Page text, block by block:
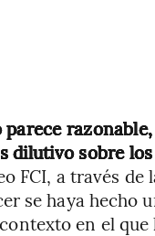
dilutivo sobre los
FCI, a través de
se haya hecho
en el